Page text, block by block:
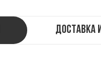
Доставка